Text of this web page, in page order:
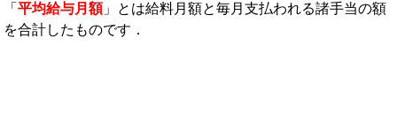
「 平均給与月額」とは給料月額と毎月支払われる諸手当の額
を合計したものです．